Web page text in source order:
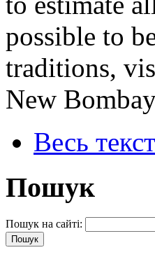
possible to
traditions,
New
Весь
Пошук
Пошук на сайті: